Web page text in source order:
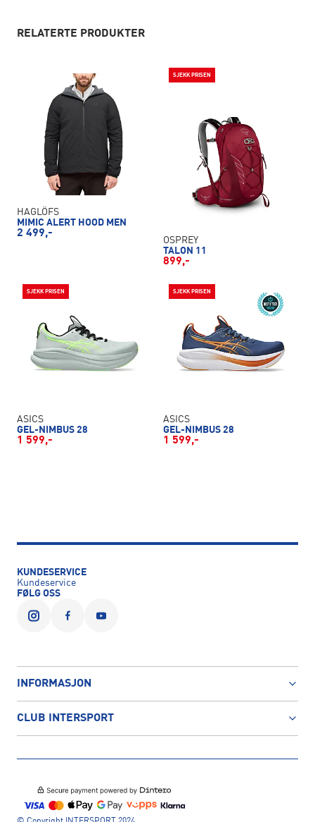
RELATERTE PRODUKTER
HAGLÖFS
MIMIC ALERT HOOD MEN
2 499,-
SJEKK PRISEN
OSPREY
TALON 11
899,-
SJEKK PRISEN
ASICS
GEL-NIMBUS 28
1 599,-
SJEKK PRISEN
ASICS
GEL-NIMBUS 28
1 599,-
KUNDESERVICE
Kundeservice
FØLG OSS
INFORMASJON
CLUB INTERSPORT